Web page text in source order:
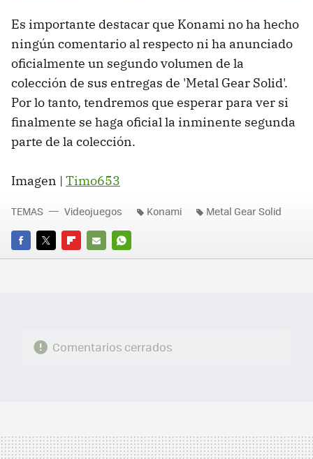
Es importante destacar que Konami no ha hecho
ningún comentario al respecto ni ha anunciado
oficialmente un segundo volumen de la
colección de sus entregas de 'Metal Gear Solid'.
Por lo tanto, tendremos que esperar para ver si
finalmente se haga oficial la inminente segunda
parte de la colección.
Imagen | Timo653
FACEBOOK
TWITTERFLIPBOARD
E-
WHATSAPP
TEMAS Videojuegos Konami Metal Gear Solid
Comentarios cerrados